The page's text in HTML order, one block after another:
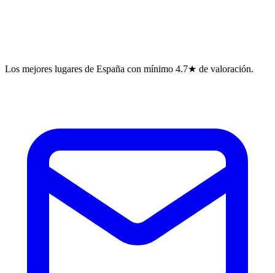
Los mejores lugares de España con mínimo 4.7★ de valoración.